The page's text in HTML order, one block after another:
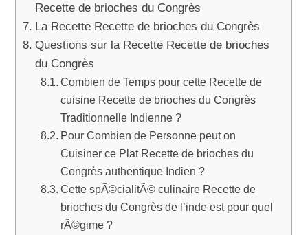
Recette de brioches du Congrès
La Recette Recette de brioches du Congrès
Questions sur la Recette Recette de brioches
du Congrès
Combien de Temps pour cette Recette de
cuisine Recette de brioches du Congrès
Traditionnelle Indienne ?
Pour Combien de Personne peut on
Cuisiner ce Plat Recette de brioches du
Congrès authentique Indien ?
Cette spÃ©cialitÃ© culinaire Recette de
brioches du Congrès de l’inde est pour quel
rÃ©gime ?